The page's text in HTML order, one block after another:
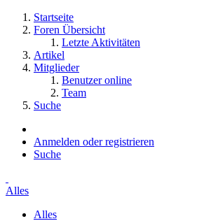
Startseite
Foren Übersicht
Letzte Aktivitäten
Artikel
Mitglieder
Benutzer online
Team
Suche
Anmelden oder registrieren
Suche
Alles
Alles